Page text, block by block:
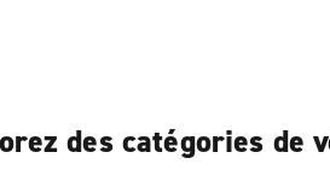
des catégories de